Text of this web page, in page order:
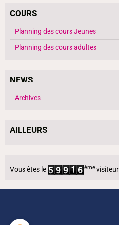
COURS
Planning des cours Jeunes
Planning des cours adultes
NEWS
Archives
AILLEURS
Vous êtes le ème visiteur